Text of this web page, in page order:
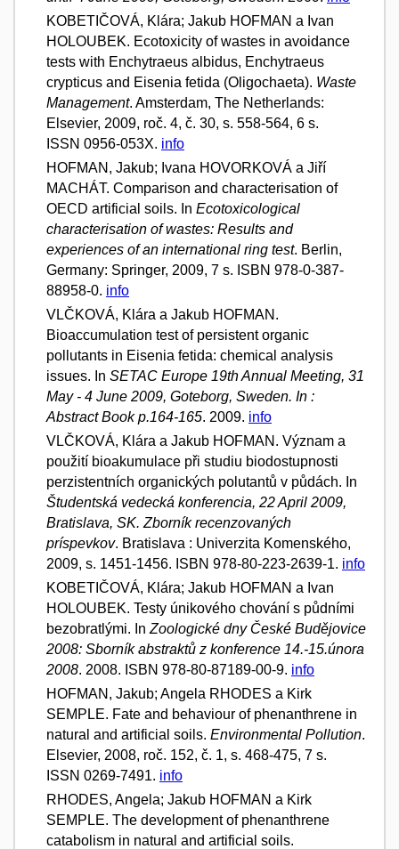
KOBETIČOVÁ, Klára; Jakub HOFMAN a Ivan
HOLOUBEK. Ecotoxicity of wastes in avoidance
tests with Enchytraeus albidus, Enchytraeus
crypticus and Eisenia fetida (Oligochaeta). Waste
Management. Amsterdam, The Netherlands:
Elsevier, 2009, roč. 4, č. 30, s. 558-564, 6 s.
ISSN 0956-053X. info
HOFMAN, Jakub; Ivana HOVORKOVÁ a Jiří
MACHÁT. Comparison and characterisation of
OECD artificial soils. In Ecotoxicological
characterisation of wastes: Results and
experiences of an international ring test. Berlin,
Germany: Springer, 2009, 7 s. ISBN 978-0-387-
88958-0. info
VLČKOVÁ, Klára a Jakub HOFMAN.
Bioaccumulation test of persistent organic
pollutants in Eisenia fetida: chemical analysis
issues. In SETAC Europe 19th Annual Meeting, 31
May - 4 June 2009, Goteborg, Sweden. In :
Abstract Book p.164-165. 2009. info
VLČKOVÁ, Klára a Jakub HOFMAN. Význam a
použití bioakumulace při studiu biodostupnosti
perzistentních organických polutantů v půdách. In
Študentská vedecká konferencia, 22 April 2009,
Bratislava, SK. Zborník recenzovaných
príspevkov. Bratislava : Univerzita Komenského,
2009, s. 1451-1456. ISBN 978-80-223-2639-1. info
KOBETIČOVÁ, Klára; Jakub HOFMAN a Ivan
HOLOUBEK. Testy únikového chování s půdními
bezobratlými. In Zoologické dny České Budějovice
2008: Sborník abstraktů z konference 14.-15.února
2008. 2008. ISBN 978-80-87189-00-9. info
HOFMAN, Jakub; Angela RHODES a Kirk
SEMPLE. Fate and behaviour of phenanthrene in
natural and artificial soils. Environmental Pollution.
Elsevier, 2008, roč. 152, č. 1, s. 468-475, 7 s.
ISSN 0269-7491. info
RHODES, Angela; Jakub HOFMAN a Kirk
SEMPLE. The development of phenanthrene
catabolism in natural and artificial soils.